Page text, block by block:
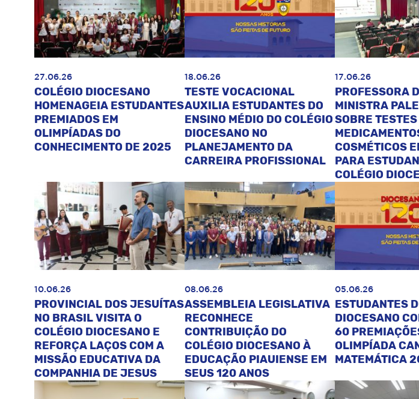
27.06.26
COLÉGIO DIOCESANO
HOMENAGEIA ESTUDANTES
PREMIADOS EM
OLIMPÍADAS DO
CONHECIMENTO DE 2025
18.06.26
TESTE VOCACIONAL
AUXILIA ESTUDANTES DO
ENSINO MÉDIO DO COLÉGIO
DIOCESANO NO
PLANEJAMENTO DA
CARREIRA PROFISSIONAL
17.06.26
PROFESSORA
MINISTRA
SOBRE TESTES
COSMÉTICOS
PARA
COLÉGIO
10.06.26
PROVINCIAL DOS JESUÍTAS
NO BRASIL VISITA O
COLÉGIO DIOCESANO E
REFORÇA LAÇOS COM A
MISSÃO EDUCATIVA DA
COMPANHIA DE JESUS
08.06.26
ASSEMBLEIA LEGISLATIVA
RECONHECE
CONTRIBUIÇÃO DO
COLÉGIO DIOCESANO À
EDUCAÇÃO PIAUIENSE EM
SEUS 120 ANOS
05.06.26
ESTUDANTES
DIOCESANO
60
OLIMPÍADA
MATEMÁTICA